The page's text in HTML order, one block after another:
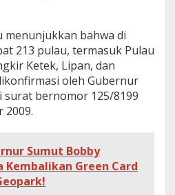
menunjukkan bahwa di
213 pulau, termasuk Pulau
Ketek, Lipan, dan
oleh Gubernur
surat bernomor 125/8199
2009.
Sumut Bobby
Kembalikan Green Card